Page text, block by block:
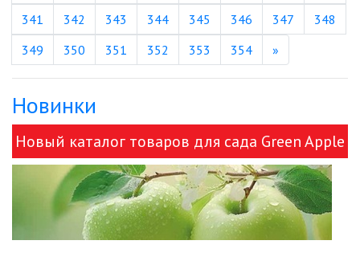
341 342 343 344 345 346 347
348
349
350 351 352 353 354 »
Новинки
Новый каталог товаров для сада Green Apple
и ЭРА!